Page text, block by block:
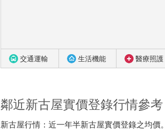
交通運輸 生活機能 醫療照護
鄰近新古屋實價登錄行情參考
新古屋行情：近一年半新古屋實價登錄之均價。